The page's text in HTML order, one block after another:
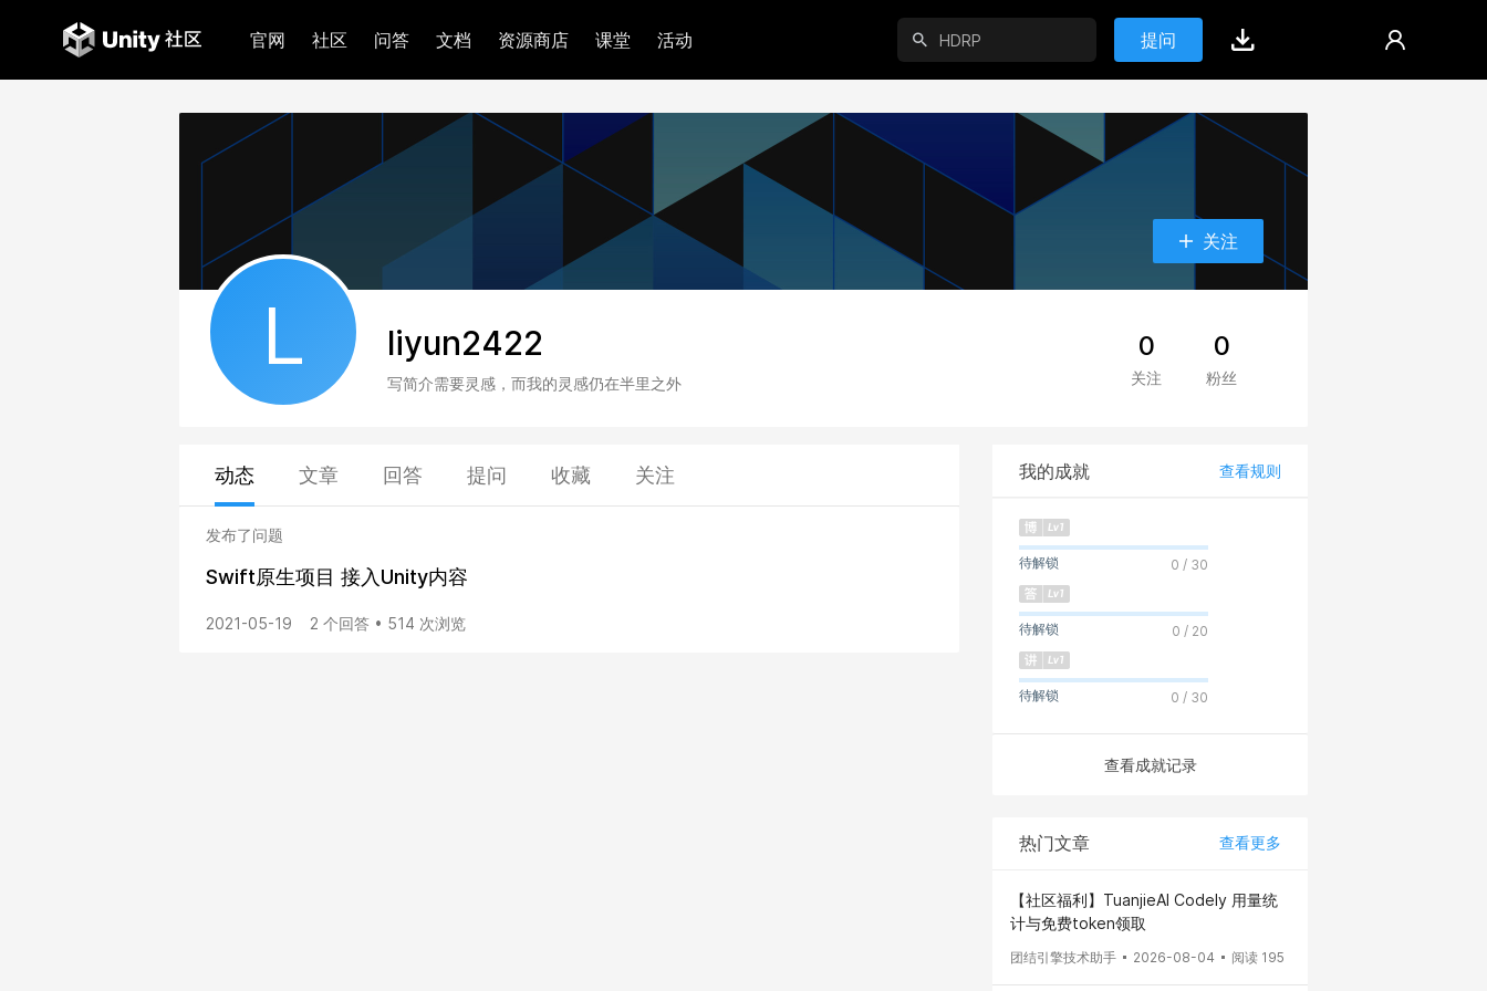
官网 社区 问答 文档 资源商店 课堂 活动 提问
关注
L liyun2422
写简介需要灵感，而我的灵感仍在半里之外
0
关注
0
粉丝
动态 文章 回答 提问 收藏 关注
发布了问题
Swift原生项目 接入Unity内容
2021-05-19 2 个回答 • 514 次浏览
我的成就 查看规则
待解锁 0 / 30
待解锁 0 / 20
待解锁 0 / 30
查看成就记录
热门文章 查看更多
【社区福利】TuanjieAI Codely 用量统
计与免费token领取
团结引擎技术助手 2026-08-04 阅读 195